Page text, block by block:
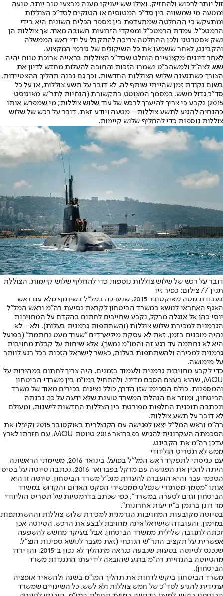
זול יותר לרכוש ולהחזיק, ואילו שש יעניקו מענה מבצעי טוב יותר. טועה
ומטעה מי שמשווה בין סד"כ המטוסים או הטנקים לסד"כ הצוללות
ומתעקש כי ההחלטה שמתעדפת בין מספר הכלים השונים היא בידי
הרמטכ"ל. עמדת הרמטכ"ל ומפקדי הזרועות חשובה מאוד, אך צוללות הן
נשק אסטרטגי ולכן ההחלטה צריכה להתקבל על ידי ראש הממשלה
והקבינט, לאחר ששמעו את כל השיקולים של גורמי המקצוע.
לאחר דיונים מקצועיים הוחלט שסד"כ הצוללות בראייה ארוכת טווח יהיה
שש. לצה"ל ולמשהב"ט נשמרו הזכות והחובה להעלות מחדש לדיון את
הצורך כשתגענה שלוש הצוללות החדשות, וכך גם נבנה תהליך ההצטיידות.
בשום נקודת זמן שהייתי שותף לה, לא דובר על תשע צוללות, או על כל
סד"כ גדול משש. במסמך המצוטט בתקשורת (הנחיות לתר"ש מאוגוסט
2015) נקבע כי צריך להיערך לרכש של עוד שלוש צוללות; מי שמפרש אותו
כהנחיה להגיע לתשע צוללות - מטעה ויודע זאת. דובר על רכש של שלוש
צוללות נוספות כדי להחליף שלוש קיימות.
דובר על רכש של שלוש צוללות נוספות כדי להחליף שלוש קיימות. הצוללת
תנין // צילום: כפיר זיו
בעבודת מטה מאוקטובר 2015, שנערכה במל"ל בשיתוף מלא עם ראש
האגף האחראי לנושא במשרד הביטחון לקראת נסיעת רה"מ וראש המל"ל
יוסי כהן אל אנגלה מרקל, נקבע שחייבים לחתום בהקדם על המחויבות
הגרמנית למכירת שלוש צוללות (והשתתפות גרמנית בעלות), ולא - לא
נהיה מוכנים בזמן. זאת לא עסקת מיליארדים "שעוד מעט נחתמת" (בפועל
היא לא נחתמה עד רגע זה והמו"מ נמשך), אלא שיחות על קבלת מחויבות
גרמנית למכירה ולהשתתפות בעלות, כאשר לישראל הזכות בכל רגע לוותר
על מימושה.
כדי לקבע מחויבות גרמנית ולעמוד בזמנים, היה צריך לחתום במהירות על
MOU, שהוא בעצם הסכם מדיני, ולהתחיל במו"מ בין משרדי הביטחון
והמספנות. כולם הסכימו שזו הדרך, כולל נציגים בכירים מאוד של משרד
הביטחון, ומוזר אם הנהלת המשרד טוענת שלא ידעה על כך. נבנתה
ונכתבה תוכנית החלפות מפורטת בין הצללות החדשות לישנות, ומעולם
לא דובר על תשע צוללות.
רה"מ וראש המל"ל יצאו לפגישה עם הקנצלרית באוקטובר 2015 וקיבלו את
הסכמתה העקרונית להגיש בפברואר 2016 טיוטת MOU. עם חזרתו לארץ
עדכן רה"מ את הקבינט.
ממש לא תסריט הוליוודי
עם כניסתי לתפקיד ראש המל"ל בפועל, בינואר 2016, משימתי הראשונה
היתה להכין את הפגישה עם מרקל בפברואר 2016. נכתבה טיוטה על בסיס
הסכמי עבר והיא הועברה להערות מנכ"ל משרד הביטחון. טיוטה זו היא
אותו "מסמך מסתורי שנפלט ממכשירי הפקס האדום והקדוש במשרד
הביטחון וגרם לסערה במשרד", כפי שכתב בדרמטיות של תסריט הוליוודי
מר רונן ברגמן ב"ידיעות אחרונות".
בטיוטה מקובעות המחויבות הגרמנית למכירת שלוש צוללות וההשתתפות
במימון, והעובדה שישראל אינה מחויבת לבצע את הרכש. הטיוטה אכן
זכתה לתגובה שלילית ממשרד הביטחון, אבל בעיקר מחשש להשפעה
אפשרית על תקציב התר"ש הנוכחי (זאת מעבר לנושא ספינות הנצ"ל,
שנכנס לטיוטה בטעות שנבעה כנראה מתהליך לא נכון ב־2015, והן ירדו
מהטיוטה בהנחיית רה"מ ברגע שהובאה לידיעתו התנגדות משרד
הביטחון).
משרד הביטחון ביקש לדחות את תהליך המו"מ בשנה ולהשאיר אופציה
עתידית להגיע לסד"כ של חמש צוללות ולא לשש. כל השינויים שמשרד